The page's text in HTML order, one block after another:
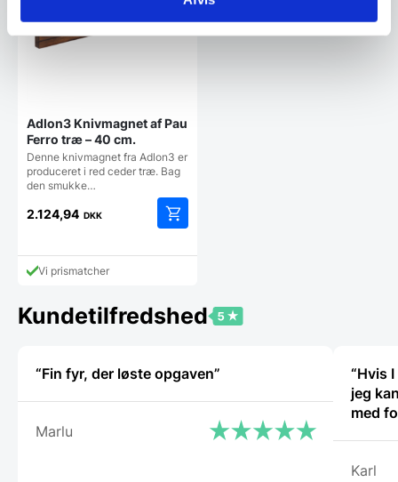
Adlon3 Knivmagnet af Pau
Ferro træ – 40 cm.
Denne knivmagnet fra Adlon3 er
produceret i red ceder træ. Bag
den smukke…
2.124,94 DKK
Vi prismatcher
Kundetilfredshed
“Fin fyr, der løste opgaven”
Marlu
“Hvis
jeg
med
Karl